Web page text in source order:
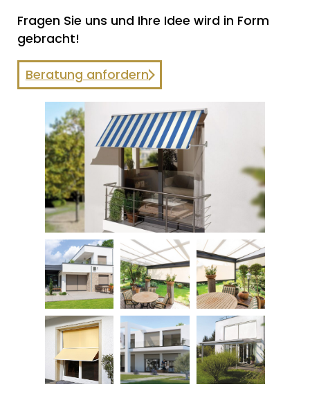
Fragen Sie uns und Ihre Idee wird in Form
gebracht!
Beratung anfordern